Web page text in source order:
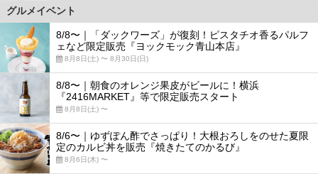
グルメイベント
8/8〜｜「ダックワーズ」が復刻！ピスタチオ香るパルフ
ェなど限定販売『ヨックモック青山本店』
8月8日(土) 〜 8月30日(日)
8/8〜｜朝食のオレンジ果皮がビールに！横浜
『2416MARKET』等で限定販売スタート
8月8日(土) 〜
8/6〜｜ゆずぽん酢でさっぱり！大根おろしをのせた夏限
定のカルビ丼を販売『焼きたてのかるび』
8月6日(木) 〜